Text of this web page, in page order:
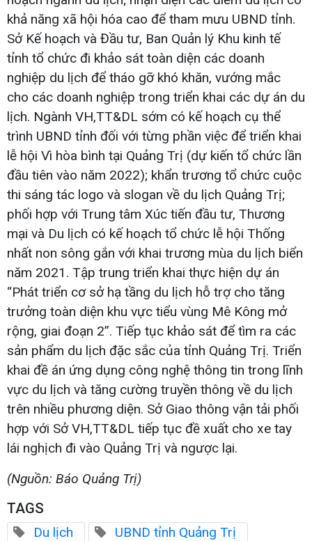
khả năng xã hội hóa cao để tham mưu UBND tỉnh.
Sở Kế hoạch và Đầu tư, Ban Quản lý Khu kinh tế
tỉnh tổ chức đi khảo sát toàn diện các doanh
nghiệp du lịch để tháo gỡ khó khăn, vướng mắc
cho các doanh nghiệp trong triển khai các dự án du
lịch. Ngành VH,TT&DL sớm có kế hoạch cụ thể
trình UBND tỉnh đối với từng phần việc để triển khai
lễ hội Vì hòa bình tại Quảng Trị (dự kiến tổ chức lần
đầu tiên vào năm 2022); khẩn trương tổ chức cuộc
thi sáng tác logo và slogan về du lịch Quảng Trị;
phối hợp với Trung tâm Xúc tiến đầu tư, Thương
mại và Du lịch có kế hoạch tổ chức lễ hội Thống
nhất non sông gắn với khai trương mùa du lịch biển
năm 2021. Tập trung triển khai thực hiện dự án
“Phát triển cơ sở hạ tầng du lịch hỗ trợ cho tăng
trưởng toàn diện khu vực tiểu vùng Mê Kông mở
rộng, giai đoạn 2”. Tiếp tục khảo sát để tìm ra các
sản phẩm du lịch đặc sắc của tỉnh Quảng Trị. Triển
khai đề án ứng dụng công nghệ thông tin trong lĩnh
vực du lịch và tăng cường truyền thông về du lịch
trên nhiều phương diện. Sở Giao thông vận tải phối
hợp với Sở VH,TT&DL tiếp tục đề xuất cho xe tay
lái nghịch đi vào Quảng Trị và ngược lại.
(Nguồn: Báo Quảng Trị)
TAGS
Du lịch
UBND tỉnh Quảng Trị